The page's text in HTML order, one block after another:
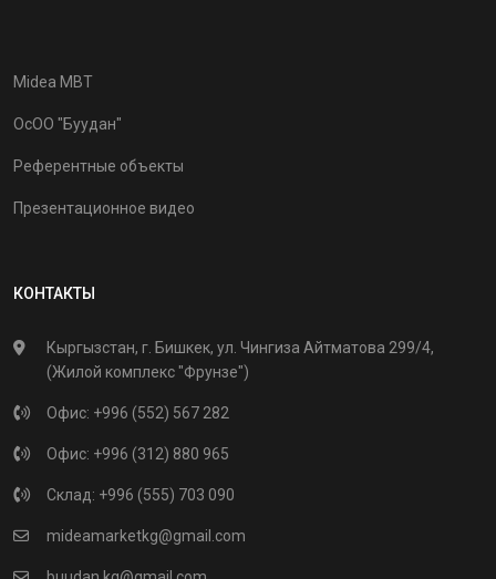
Midea MBT
ОсОО "Буудан"
Референтные объекты
Презентационное видео
КОНТАКТЫ
Кыргызстан, г. Бишкек, ул. Чингиза Айтматова 299/4,
(Жилой комплекс "Фрунзе")
Офис: +996 (552) 567 282
Офис: +996 (312) 880 965
Склад: +996 (555) 703 090
mideamarketkg@gmail.com